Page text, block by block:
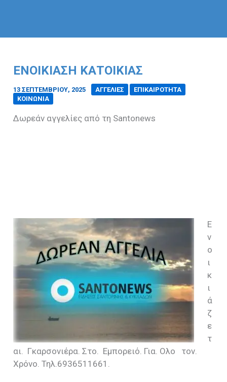
ΕΝΟΙΚΊΑΣΗ ΚΑΤΟΙΚΊΑΣ
13 ΣΕΠΤΕΜΒΡΊΟΥ, 2025 ΑΓΓΕΛΙΕΣ
ΕΠΙΚΑΙΡΟΤΗΤΑ
ΚΟΙΝΩΝΙΑ
Δωρεάν αγγελίες από τη Santonews
Ε
ν
ο
ι
κ
ι
ά
ζ
ε
τ
αι. Γκαρσονιέρα. Στο. Εμπορειό. Για. Ολο τον.
Χρόνο. Τηλ.6936511661.